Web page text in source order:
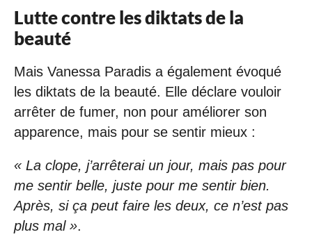
Lutte contre les diktats de la
beauté
Mais Vanessa Paradis a également évoqué
les diktats de la beauté. Elle déclare vouloir
arrêter de fumer, non pour améliorer son
apparence, mais pour se sentir mieux :
« La clope, j’arrêterai un jour, mais pas pour
me sentir belle, juste pour me sentir bien.
Après, si ça peut faire les deux, ce n’est pas
plus mal ».